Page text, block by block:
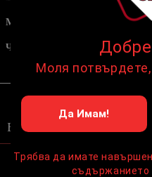
Мундщуци
Чашки
Бързи връзки:
Начало
Моля
Да Имам!
Трябва да имате
съдържанието